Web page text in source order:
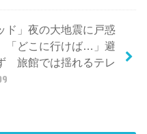
ド」夜の大地震に戸惑
「どこに行けば…」避
旅館では揺れるテレ